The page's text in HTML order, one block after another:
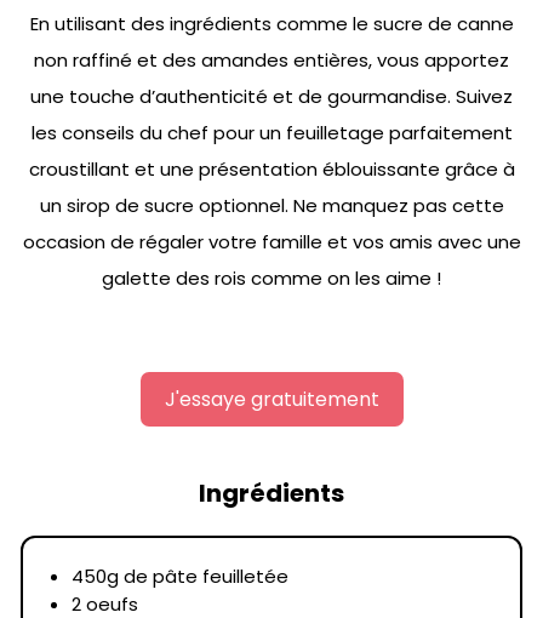
En utilisant des ingrédients comme le sucre de canne
non raffiné et des amandes entières, vous apportez
une touche d’authenticité et de gourmandise. Suivez
les conseils du chef pour un feuilletage parfaitement
croustillant et une présentation éblouissante grâce à
un sirop de sucre optionnel. Ne manquez pas cette
occasion de régaler votre famille et vos amis avec une
galette des rois comme on les aime !
J'essaye gratuitement
Ingrédients
450g de pâte feuilletée
2 oeufs